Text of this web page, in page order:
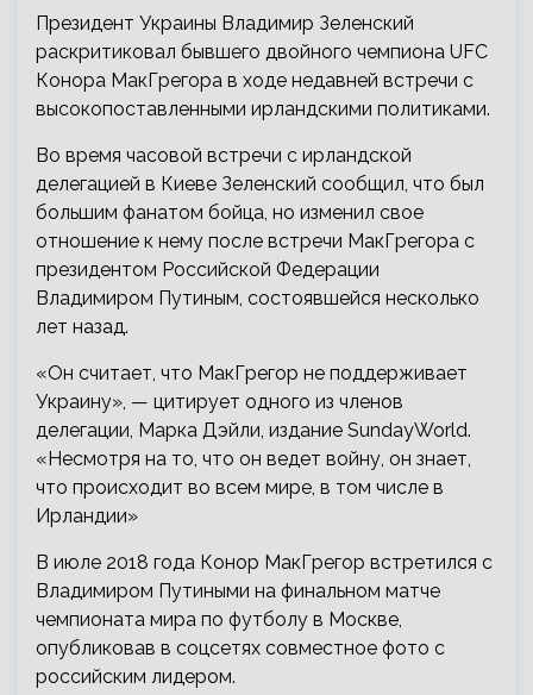
Президент Украины Владимир Зеленский
раскритиковал бывшего двойного чемпиона UFC
Конора МакГрегора в ходе недавней встречи с
высокопоставленными ирландскими политиками.
Во время часовой встречи с ирландской
делегацией в Киеве Зеленский сообщил, что был
большим фанатом бойца, но изменил свое
отношение к нему после встречи МакГрегора с
президентом Российской Федерации
Владимиром Путиным, состоявшейся несколько
лет назад.
«Он считает, что МакГрегор не поддерживает
Украину», — цитирует одного из членов
делегации, Марка Дэйли, издание SundayWorld.
«Несмотря на то, что он ведет войну, он знает,
что происходит во всем мире, в том числе в
Ирландии»
В июле 2018 года Конор МакГрегор встретился с
Владимиром Путиными на финальном матче
чемпионата мира по футболу в Москве,
опубликовав в соцсетях совместное фото с
российским лидером.